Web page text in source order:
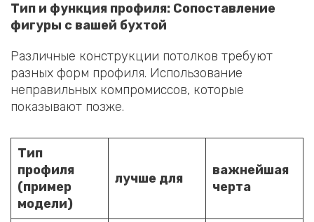
Тип и функция профиля: Сопоставление
фигуры с вашей бухтой
Различные конструкции потолков требуют
разных форм профиля. Использование
неправильных компромиссов, которые
показывают позже.
Тип
профиля
(пример
модели)
лучше для
важнейшая
черта